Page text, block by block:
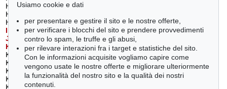
Hirst, Damien (1)
Hütte, Axel (1)
I mmendorff, Jörg(2)
J
ohns, Jasper (4)
K
anovitz, Howard(1)
Katz, Alex (1)
Kiesewetter, Thomas (1)
Kintera, Krištof (1)
Tàpies, Antoni (1)
Thieler, Fred (2)
Uecker, Günther(3)
Vasarely, Victor(1)
Venet, Bernar (1)
Voigt, Jorinde (1)
W arhol, Andy (2)
Usiamo cookie e dati
per presentare e gestire il sito e le nostre offerte,
per verificare i blocchi del sito e prendere provvedimenti
contro lo spam, le truffe e gli abusi,
per rilevare interazioni fra i target e statistiche del sito.
Con le informazioni acquisite vogliamo capire come
vengono usate le nostre offerte e migliorare ulteriormente
la funzionalità del nostro sito e la qualità dei nostri
contenuti.